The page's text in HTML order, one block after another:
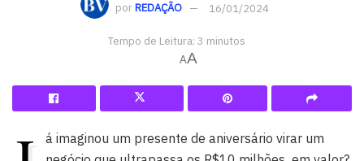
por REDAÇÃO 16/01/2024
Tempo de Leitura: 3 minutos
AA
á imaginou um presente de aniversário virar um